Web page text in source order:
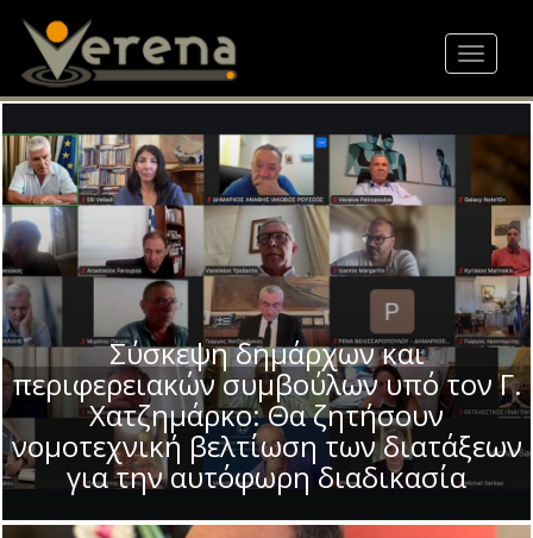
content
Toggle
Σύσκεψη δημάρχων και
περιφερειακών συμβούλων υπό τον Γ.
Χατζημάρκο: Θα ζητήσουν
νομοτεχνική βελτίωση των διατάξεων
για την αυτόφωρη διαδικασία